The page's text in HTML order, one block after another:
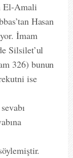
El-Amali
Hasan
İmam
Silsilet’ul
326) bunun
ise